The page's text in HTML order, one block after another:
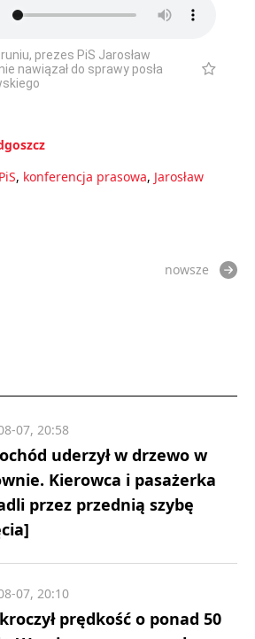
prezes PiS Jarosław
nawiązał do sprawy posła
PiS, konferencja prasowa, Jarosław
nowsze
uderzył w drzewo w
Kierowca i pasażerka
przez przednią szybę
07, 20:58
prędkość o ponad 50
07, 20:10